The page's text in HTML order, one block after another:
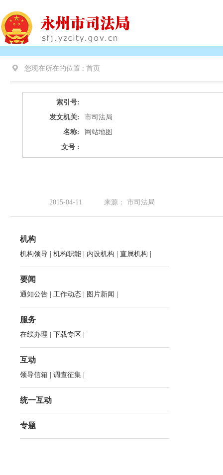
您现在所在的位置 : 首页
索引号:
发文机关:
市司法局
名称:
网站地图
文号 :
2015-04-11 来源： 市司法局